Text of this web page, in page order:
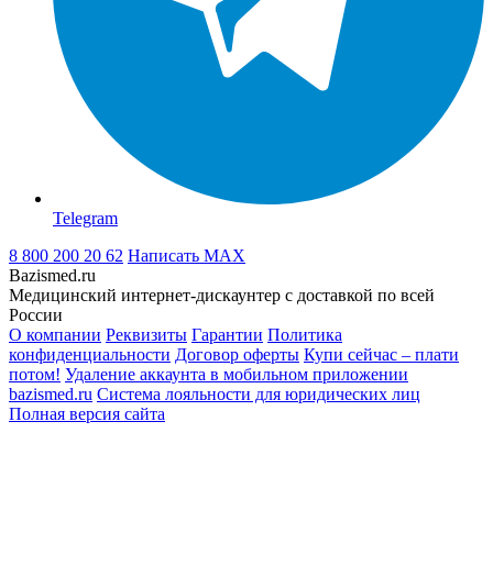
Telegram
8 800 200 20 62 Написать MAX
Bazismed.ru
Медицинский интернет-дискаунтер с доставкой по всей
России
О компании Реквизиты Гарантии Политика
конфиденциальности Договор оферты Купи сейчас – плати
потом! Удаление аккаунта в мобильном приложении
bazismed.ru Система лояльности для юридических лиц
Полная версия сайта